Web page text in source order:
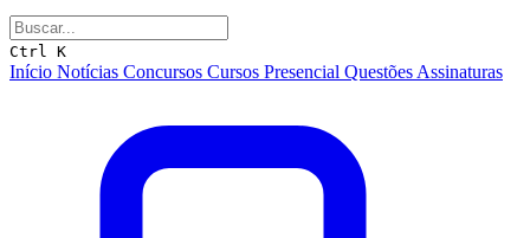
Ctrl K
Início Notícias Concursos Cursos Presencial Questões Assinaturas